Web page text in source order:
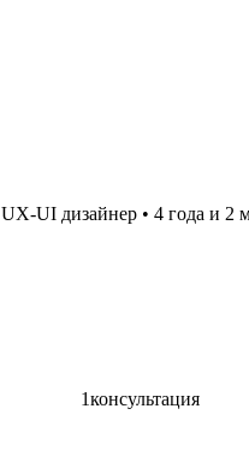
UX-UI дизайнер • 4 года и 2
1консультация